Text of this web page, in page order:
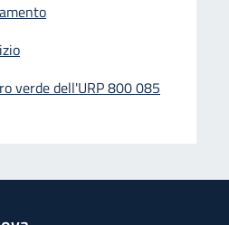
verde dell'URP 800 085